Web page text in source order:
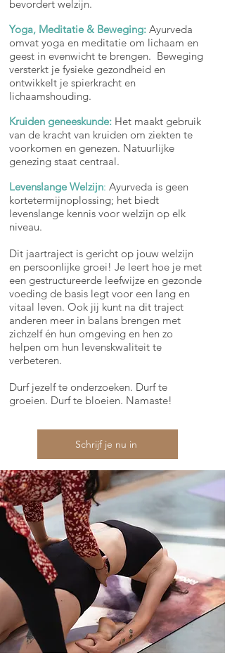
bevordert welzijn.
Yoga, Meditatie & Beweging: Ayurveda
omvat yoga en meditatie om lichaam en
geest in evenwicht te brengen. Beweging
versterkt je fysieke gezondheid en
ontwikkelt je spierkracht en
lichaamshouding.
Kruiden geneeskunde: Het maakt gebruik
van de kracht van kruiden om ziekten te
voorkomen en genezen. Natuurlijke
genezing staat centraal.
Levenslange Welzijn: Ayurveda is geen
kortetermijnoplossing; het biedt
levenslange kennis voor welzijn op elk
niveau.
Dit jaartraject is gericht op jouw welzijn
en persoonlijke groei! Je leert hoe je met
een gestructureerde leefwijze en gezonde
voeding de basis legt voor een lang en
vitaal leven. Ook jij kunt na dit traject
anderen meer in balans brengen met
zichzelf én hun omgeving en hen zo
helpen om hun levenskwaliteit te
verbeteren.
Durf jezelf te onderzoeken. Durf te
groeien. Durf te bloeien. Namaste!
Schrijf je nu in